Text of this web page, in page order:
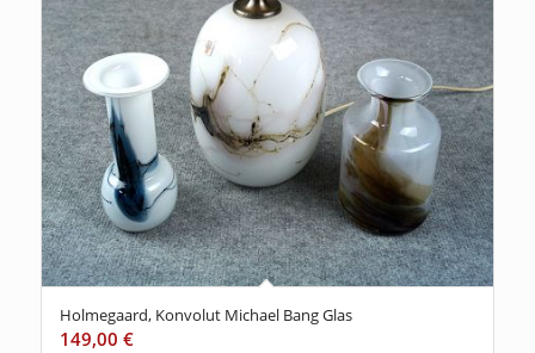
Holmegaard, Konvolut Michael Bang Glas
149,00 €